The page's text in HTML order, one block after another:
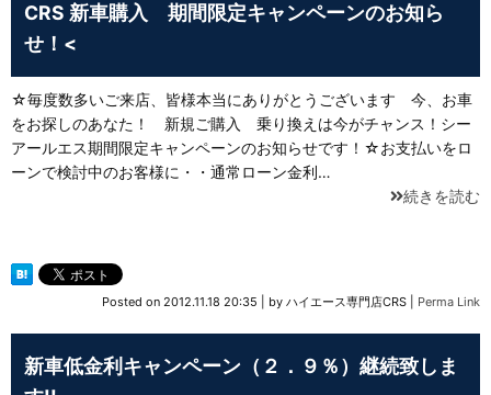
CRS 新車購入 期間限定キャンペーンのお知ら
せ！<
☆毎度数多いご来店、皆様本当にありがとうございます 今、お車
をお探しのあなた！ 新規ご購入 乗り換えは今がチャンス！シー
アールエス期間限定キャンペーンのお知らせです！☆お支払いをロ
ーンで検討中のお客様に・・通常ローン金利…
続きを読む
Posted on 2012.11.18 20:35 by ハイエース専門店CRS Perma Link
新車低金利キャンペーン（２．９％）継続致しま